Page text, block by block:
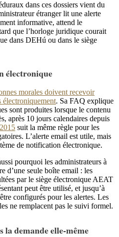
dans ces dossiers vient du
étranger lit une alerte
informative, attend le
que l’horloge juridique courait
dans DEHú ou dans le siège
électronique
morales doivent recevoir
. Sa FAQ explique
sont produites lorsque le contenu
après 10 jours calendaires depuis
suit la même règle pour les
L’alerte email est utile, mais
de notification électronique.
pourquoi les administrateurs à
d’une seule boîte email : les
par le siège électronique AEAT
peut être utilisé, et jusqu’à
configurés pour les alertes. Les
ne remplacent pas le suivi formel.
la demande elle-même